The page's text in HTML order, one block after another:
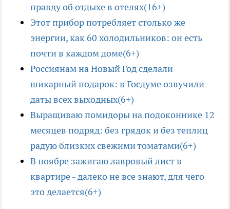
правду об отдыхе в отелях(16+)
Этот прибор потребляет столько же
энергии, как 60 холодильников: он есть
почти в каждом доме(6+)
Россиянам на Новый Год сделали
шикарный подарок: в Госдуме озвучили
даты всех выходных(6+)
Выращиваю помидоры на подоконнике 12
месяцев подряд: без грядок и без теплиц
радую близких свежими томатами(6+)
В ноябре зажигаю лавровый лист в
квартире - далеко не все знают, для чего
это делается(6+)